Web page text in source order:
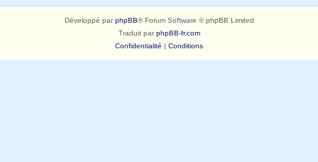
Développé parphpBB® Forum Software © phpBB Limited
Traduit parphpBB-fr.com
Confidentialité | Conditions